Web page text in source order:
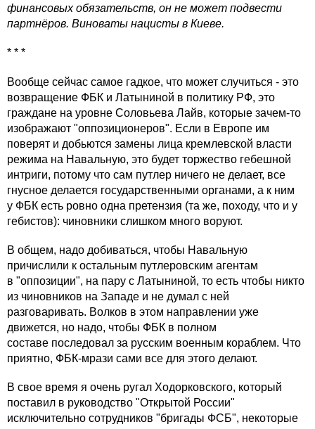
финансовых обязательств, он не может подвести
партнёров. Виноваты нацисты в Киеве.
* * *
Вообще сейчас самое гадкое, что может случиться - это
возвращение ФБК и Латыниной в политику РФ, это
граждане на уровне Соловьева Лайв, которые зачем-то
изображают "оппозиционеров". Если в Европе им
поверят и добьются замены лица кремлевской власти
режима на Навальную, это будет торжество гебешной
интриги, потому что сам путлер ничего не делает, все
гнусное делается государственными органами, а к ним
у ФБК есть ровно одна претензия (та же, походу, что и у
гебистов): чиновники слишком много воруют.
В общем, надо добиваться, чтобы Навальную
причислили к остальным путлеровским агентам
в "оппозиции", на пару с Латыниной, то есть чтобы никто
из чиновников на Западе и не думал с ней
разговаривать. Волков в этом направлении уже
движется, но надо, чтобы ФБК в полном
составе последовал за русским военным кораблем. Что
приятно, ФБК-мрази сами все для этого делают.
В свое время я очень ругал Ходорковского, который
поставил в руководство "Открытой России"
исключительно сотрудников "бригады ФСБ", некоторые